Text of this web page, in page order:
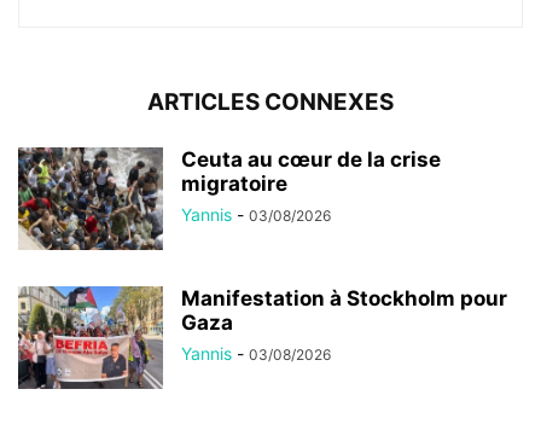
ARTICLES CONNEXES
Ceuta au cœur de la crise
migratoire
Yannis - 03/08/2026
Manifestation à Stockholm pour
Gaza
Yannis - 03/08/2026